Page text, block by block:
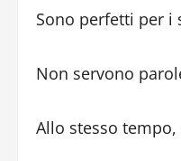
Sono perfetti per i
Non servono
Allo stesso